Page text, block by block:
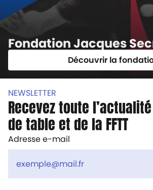
Fondation Jacques
Découvrir la
NEWSLETTER
Recevez toute
de table et de la FFTT
Adresse e-mail